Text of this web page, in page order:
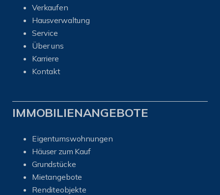
Verkaufen
Hausverwaltung
Service
Über uns
Karriere
Kontakt
IMMOBILIENANGEBOTE
Eigentumswohnungen
Häuser zum Kauf
Grundstücke
Mietangebote
Renditeobjekte